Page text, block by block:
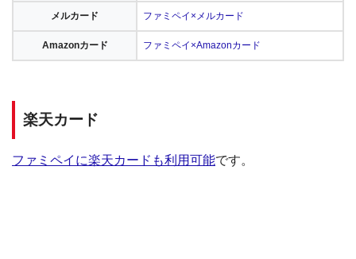
メルカード ファミペイ×メルカード
Amazonカード ファミペイ×Amazonカード
楽天カード
ファミペイに楽天カードも利用可能です。